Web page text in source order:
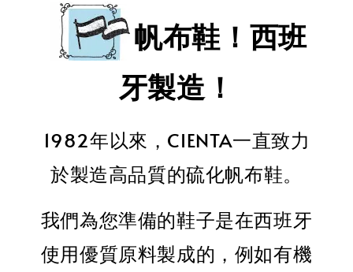
帆布鞋！西班
牙製造！
1982年以來，CIENTA一直致力
於製造高品質的硫化帆布鞋。
我們為您準備的鞋子是在西班牙
使用優質原料製成的，例如有機